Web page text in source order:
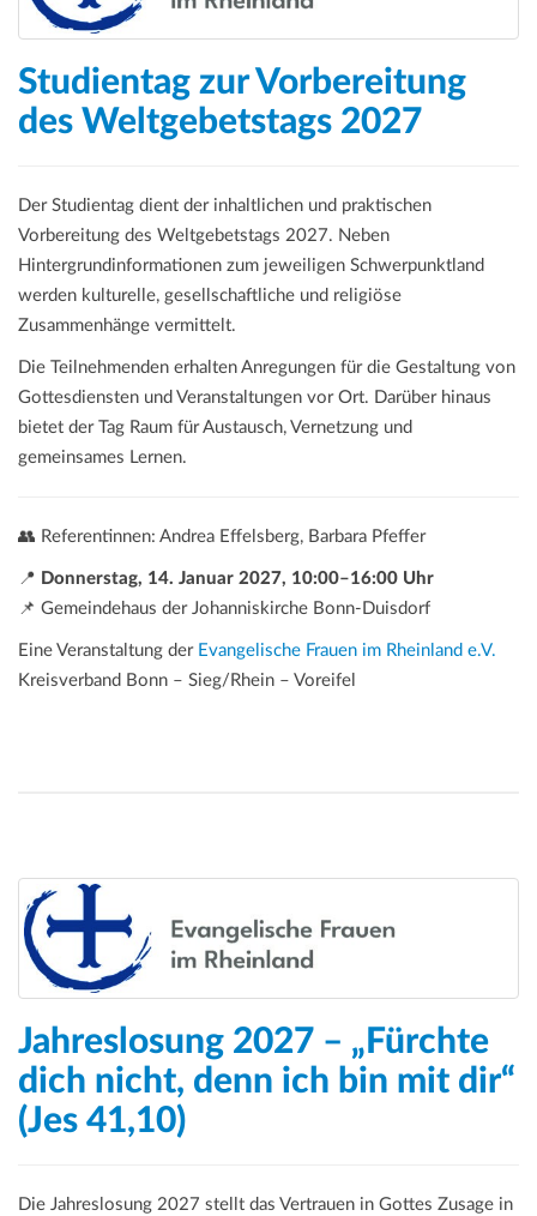
t
Studientag zur Vorbereitung
des Weltgebetstags 2027
Der Studientag dient der inhaltlichen und praktischen
Vorbereitung des Weltgebetstags 2027. Neben
Hintergrundinformationen zum jeweiligen Schwerpunktland
werden kulturelle, gesellschaftliche und religiöse
Zusammenhänge vermittelt.
Die Teilnehmenden erhalten Anregungen für die Gestaltung von
Gottesdiensten und Veranstaltungen vor Ort. Darüber hinaus
bietet der Tag Raum für Austausch, Vernetzung und
gemeinsames Lernen.
👥 Referentinnen: Andrea Effelsberg, Barbara Pfeffer
📍 Donnerstag, 14. Januar 2027, 10:00–16:00 Uhr
📌 Gemeindehaus der Johanniskirche Bonn-Duisdorf
Eine Veranstaltung der Evangelische Frauen im Rheinland e.V.
Kreisverband Bonn – Sieg/Rhein – Voreifel
Jahreslosung 2027 – „Fürchte
dich nicht, denn ich bin mit dir“
(Jes 41,10)
Die Jahreslosung 2027 stellt das Vertrauen in Gottes Zusage in